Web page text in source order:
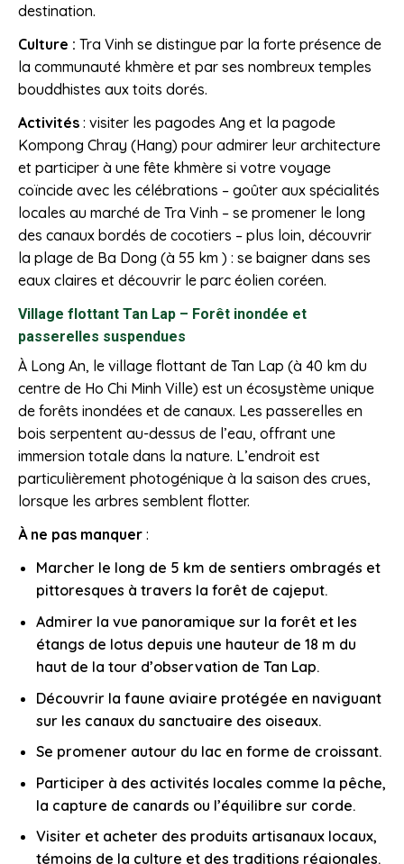
destination.
Culture : Tra Vinh se distingue par la forte présence de
la communauté khmère et par ses nombreux temples
bouddhistes aux toits dorés.
Activités : visiter les pagodes Ang et la pagode
Kompong Chray (Hang) pour admirer leur architecture
et participer à une fête khmère si votre voyage
coïncide avec les célébrations – goûter aux spécialités
locales au marché de Tra Vinh – se promener le long
des canaux bordés de cocotiers – plus loin, découvrir
la plage de Ba Dong (à 55 km ) : se baigner dans ses
eaux claires et découvrir le parc éolien coréen.
Village flottant Tan Lap – Forêt inondée et
passerelles suspendues
À Long An, le village flottant de Tan Lap (à 40 km du
centre de Ho Chi Minh Ville) est un écosystème unique
de forêts inondées et de canaux. Les passerelles en
bois serpentent au-dessus de l’eau, offrant une
immersion totale dans la nature. L’endroit est
particulièrement photogénique à la saison des crues,
lorsque les arbres semblent flotter.
À ne pas manquer :
Marcher le long de 5 km de sentiers ombragés et
pittoresques à travers la forêt de cajeput.
Admirer la vue panoramique sur la forêt et les
étangs de lotus depuis une hauteur de 18 m du
haut de la tour d’observation de Tan Lap.
Découvrir la faune aviaire protégée en naviguant
sur les canaux du sanctuaire des oiseaux.
Se promener autour du lac en forme de croissant.
Participer à des activités locales comme la pêche,
la capture de canards ou l’équilibre sur corde.
Visiter et acheter des produits artisanaux locaux,
témoins de la culture et des traditions régionales.